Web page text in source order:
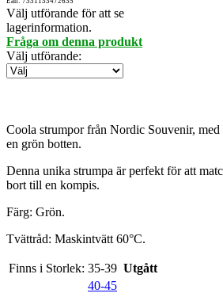
Välj utförande för att se
lagerinformation.
Fråga om denna produkt
Välj utförande:
Coola strumpor från Nordic Souvenir,
en grön botten.
Denna unika strumpa är perfekt för att
bort till en kompis.
Färg: Grön.
Tvättråd: Maskintvätt 60°C.
Finns i Storlek: 35-39 Utgått
40-45